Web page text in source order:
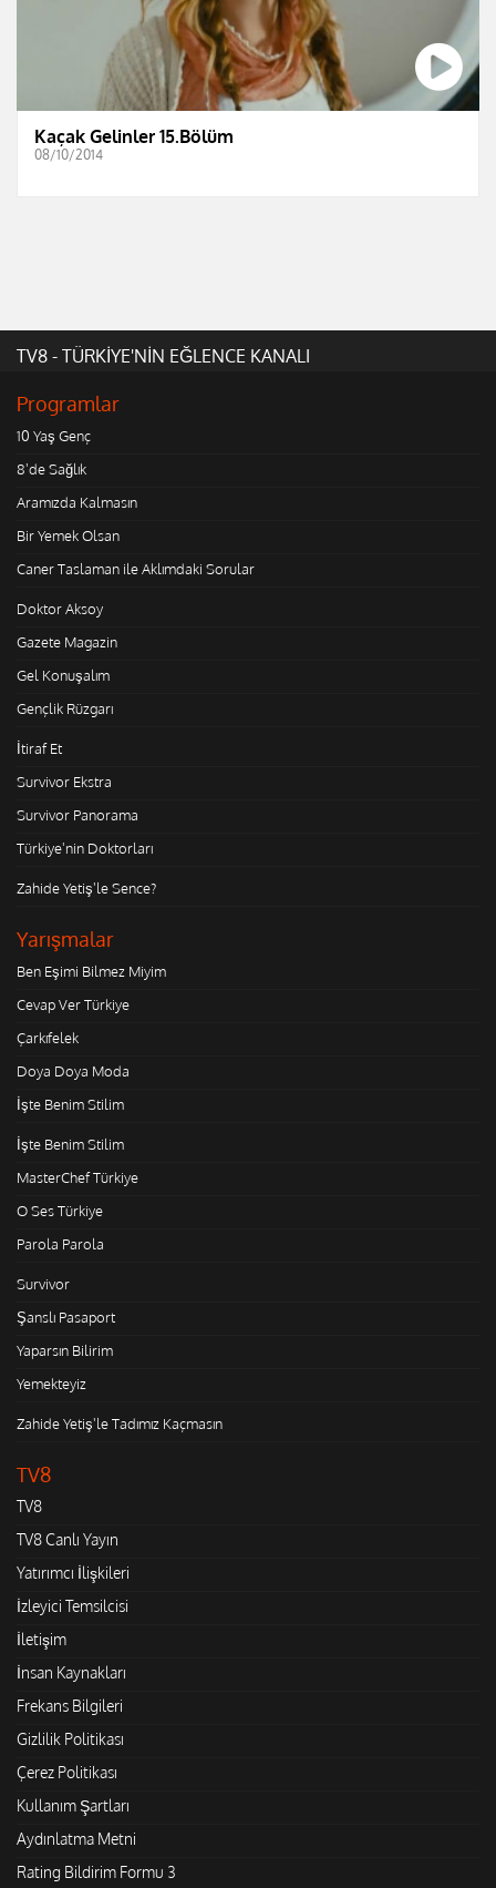
Kaçak Gelinler 15.Bölüm
08/10/2014
TV8 - TÜRKİYE'NİN EĞLENCE KANALI
Programlar
10 Yaş Genç
8'de Sağlık
Aramızda Kalmasın
Bir Yemek Olsan
Caner Taslaman ile Aklımdaki Sorular
Doktor Aksoy
Gazete Magazin
Gel Konuşalım
Gençlik Rüzgarı
İtiraf Et
Survivor Ekstra
Survivor Panorama
Türkiye'nin Doktorları
Zahide Yetiş'le Sence?
Yarışmalar
Ben Eşimi Bilmez Miyim
Cevap Ver Türkiye
Çarkıfelek
Doya Doya Moda
İşte Benim Stilim
İşte Benim Stilim
MasterChef Türkiye
O Ses Türkiye
Parola Parola
Survivor
Şanslı Pasaport
Yaparsın Bilirim
Yemekteyiz
Zahide Yetiş'le Tadımız Kaçmasın
TV8
TV8
TV8 Canlı Yayın
Yatırımcı İlişkileri
İzleyici Temsilcisi
İletişim
İnsan Kaynakları
Frekans Bilgileri
Gizlilik Politikası
Çerez Politikası
Kullanım Şartları
Aydınlatma Metni
Rating Bildirim Formu 3